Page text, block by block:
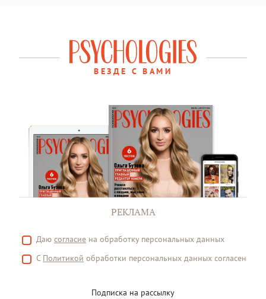
ВЕЗДЕ С ВАМИ
РЕКЛАМА
Даю согласие на обработку персональных данных
С Политикой обработки персональных данных согласен
Подписка на рассылку